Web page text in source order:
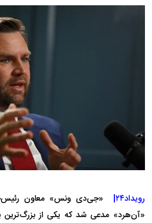
رویداد۲۴|
«جی‌دی ونس» معاون
«آن‌هرد» مدعی شد که یکی از